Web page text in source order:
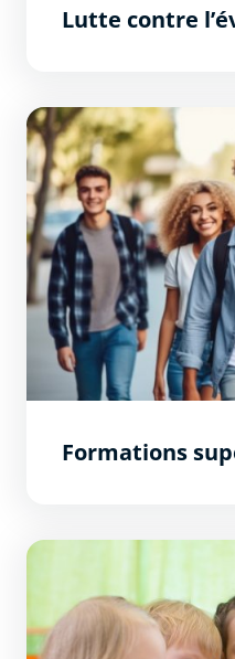
Lutte contre
Formations supérieures
Formations
Inscriptions scolaires